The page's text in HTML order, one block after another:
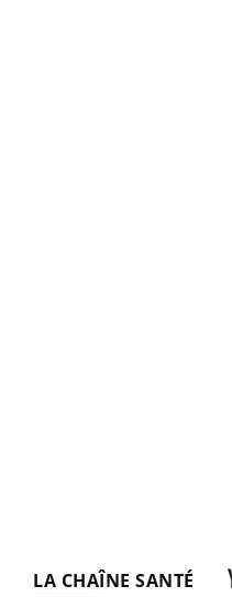
LA CHAÎNE SANTÉ